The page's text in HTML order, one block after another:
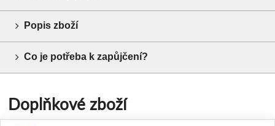
Popis zboží
Co je potřeba k zapůjčení?
Doplňkové zboží